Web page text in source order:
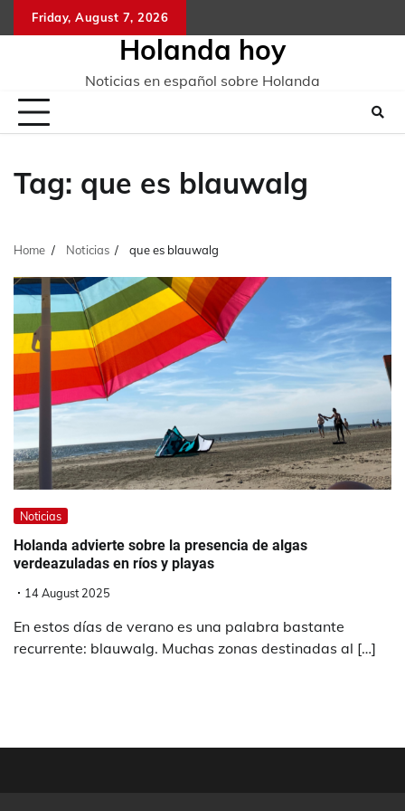
to
Friday, August 7, 2026
Holanda hoy
Noticias en español sobre Holanda
Tag: que es blauwalg
Home Noticias que es blauwalg
Noticias
Holanda advierte sobre la presencia de algas
verdeazuladas en ríos y playas
14 August 2025
En estos días de verano es una palabra bastante
recurrente: blauwalg. Muchas zonas destinadas al […]